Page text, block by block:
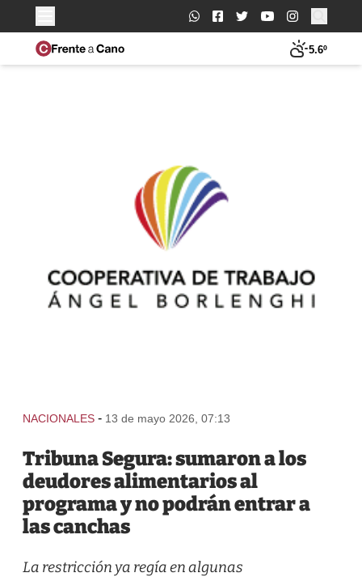
Buscar:
5.6º
NACIONALES - 13 de mayo 2026, 07:13
Tribuna Segura: sumaron a los
deudores alimentarios al
programa y no podrán entrar a
las canchas
La restricción ya regía en algunas